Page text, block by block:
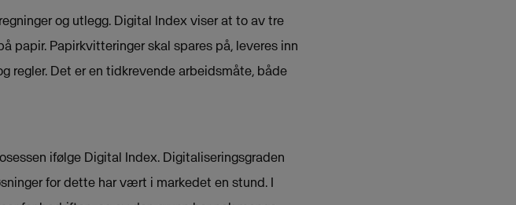
og utlegg. Digital Index viser at to av tre
papir. Papirkvitteringer skal spares på, leveres inn
regler. Det er en tidkrevende arbeidsmåte, både
ifølge Digital Index. Digitaliseringsgraden
for dette har vært i markedet en stund. I